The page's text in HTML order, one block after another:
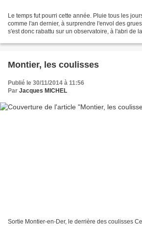
Le temps fut pourri cette année. Pluie tous les
comme l'an dernier, à surprendre l'envol des
s'est donc rabattu sur un observatoire, à l'abri de
Montier, les coulisses
Publié le 30/11/2014 à 11:56
Par Jacques MICHEL
Sortie Montier-en-Der, le derrière des coulisses